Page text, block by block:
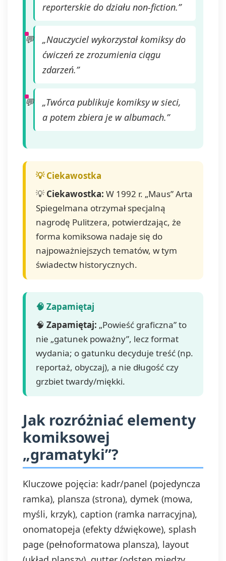
adres e-mail:
przycisku "wypisz
się" znajdującego
reporterskie do działu non-fiction.”
„Nauczyciel wykorzystał komiksy do
ćwiczeń ze zrozumienia ciągu
zdarzeń.”
„Twórca publikuje komiksy w sieci,
a potem zbiera je w albumach.”
💡 Ciekawostka: W 1992 r. „Maus” Arta
Spiegelmana otrzymał specjalną
nagrodę Pulitzera, potwierdzając, że
forma komiksowa nadaje się do
najpoważniejszych tematów, w tym
świadectw historycznych.
🧠 Zapamiętaj: „Powieść graficzna” to
nie „gatunek poważny”, lecz format
wydania; o gatunku decyduje treść (np.
reportaż, obyczaj), a nie długość czy
grzbiet twardy/miękki.
Jak rozróżniać elementy
komiksowej
„gramatyki”?
Kluczowe pojęcia: kadr/panel (pojedyncza
ramka), plansza (strona), dymek (mowa,
myśli, krzyk), caption (ramka narracyjna),
onomatopeja (efekty dźwiękowe), splash
page (pełnoformatowa plansza), layout